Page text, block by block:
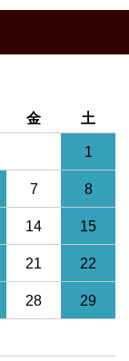
金 土
1
7 8
14 15
21 22
28 29